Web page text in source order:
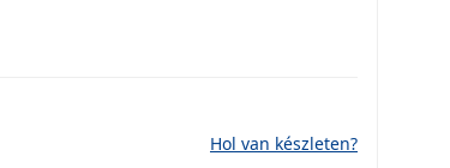
Hol van készleten?